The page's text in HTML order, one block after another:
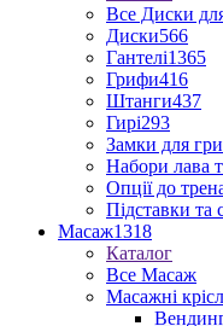
Все Диски
Диски566
Гантелі1365
Грифи416
Штанги437
Гирі293
Замки для
Набори лава
Опції до
Підставки та
Масаж1318
Каталог
Все Масаж
Масажні